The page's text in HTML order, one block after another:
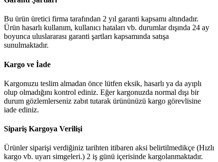
Bu ürün üretici firma tarafından 2 yıl garanti kapsamı altındadır.
Ürün hasarlı kullanım, kullanıcı hataları vb. durumlar dışında 24 ay
boyunca uluslararası garanti şartları kapsamında satışa
sunulmaktadır.
Kargo ve İade
Kargonuzu teslim almadan önce lütfen eksik, hasarlı ya da ayıplı
olup olmadığını kontrol ediniz. Eğer kargonuzda normal dışı bir
durum gözlemlerseniz zabıt tutarak ürününüzü kargo görevlisine
iade ediniz.
Sipariş Kargoya Verilişi
Ürünler siparişi verdiğiniz tarihten itibaren aksi belirtilmedikçe (Hızlı
kargo vb. uyarı simgeleri.) 2 iş günü içerisinde kargolanmaktadır.